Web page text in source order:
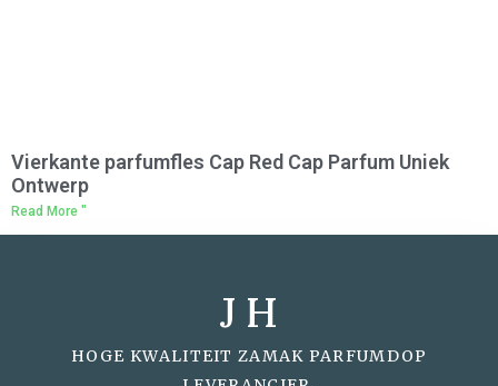
Vierkante parfumfles Cap Red Cap Parfum Uniek
Ontwerp
Read More "
J H
HOGE KWALITEIT ZAMAK PARFUMDOP